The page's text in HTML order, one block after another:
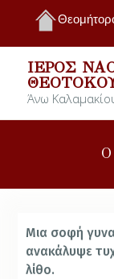
ΙΕΡΌΣ
Άνω
Μια σοφή
ανακάλυψε
λίθο.